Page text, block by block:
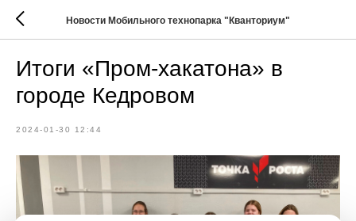
Новости Мобильного технопарка "Кванториум"
Итоги «Пром-хакатона» в
городе Кедровом
2024-01-30 12:44